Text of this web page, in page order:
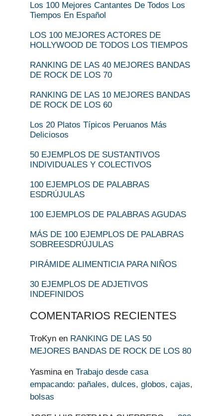
Los 100 Mejores Cantantes De Todos Los
Tiempos En Español
LOS 100 MEJORES ACTORES DE
HOLLYWOOD DE TODOS LOS TIEMPOS
RANKING DE LAS 40 MEJORES BANDAS
DE ROCK DE LOS 70
RANKING DE LAS 10 MEJORES BANDAS
DE ROCK DE LOS 60
Los 20 Platos Típicos Peruanos Más
Deliciosos
50 EJEMPLOS DE SUSTANTIVOS
INDIVIDUALES Y COLECTIVOS
100 EJEMPLOS DE PALABRAS
ESDRÚJULAS
100 EJEMPLOS DE PALABRAS AGUDAS
MÁS DE 100 EJEMPLOS DE PALABRAS
SOBREESDRÚJULAS
PIRÁMIDE ALIMENTICIA PARA NIÑOS
30 EJEMPLOS DE ADJETIVOS
INDEFINIDOS
COMENTARIOS RECIENTES
TroKyn en RANKING DE LAS 50
MEJORES BANDAS DE ROCK DE LOS 80
Yasminaen Trabajo desde casa
empacando: pañales, dulces, globos, cajas,
bolsas